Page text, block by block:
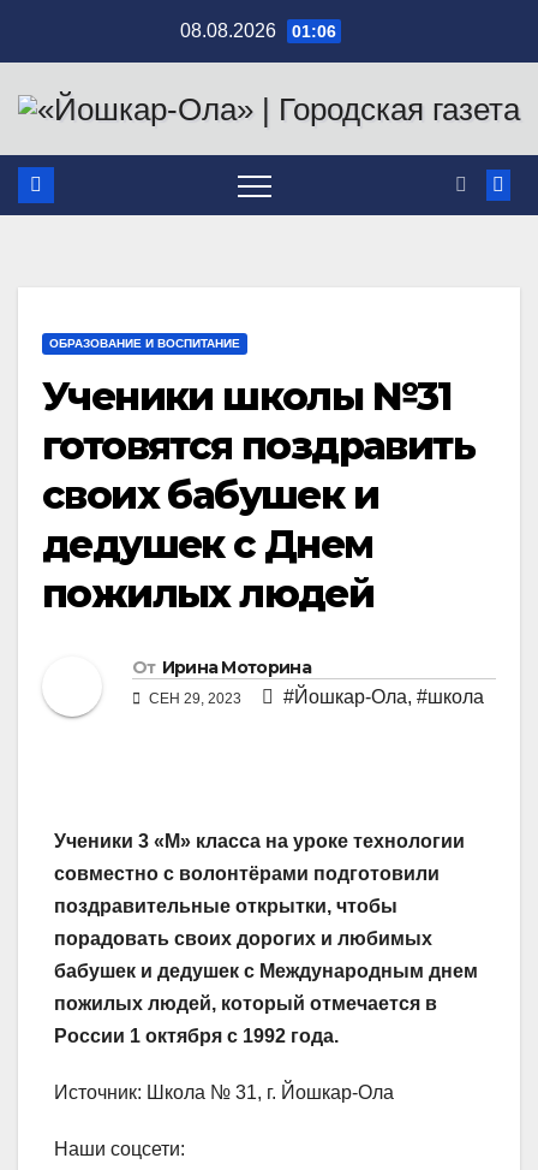
содержимому
08.08.2026 01:06
ОБРАЗОВАНИЕ И ВОСПИТАНИЕ
Ученики школы №31
готовятся поздравить
своих бабушек и
дедушек с Днем
пожилых людей
От Ирина Моторина
СЕН 29, 2023 #Йошкар-Ола, #школа
Ученики 3 «М» класса на уроке технологии
совместно с волонтёрами подготовили
поздравительные открытки, чтобы
порадовать своих дорогих и любимых
бабушек и дедушек с Международным днем
пожилых людей, который отмечается в
России 1 октября с 1992 года.
Источник: Школа № 31, г. Йошкар-Ола
Наши соцсети: